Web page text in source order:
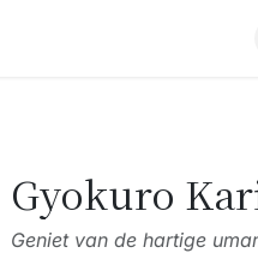
Gyokuro
Geniet van de hartige